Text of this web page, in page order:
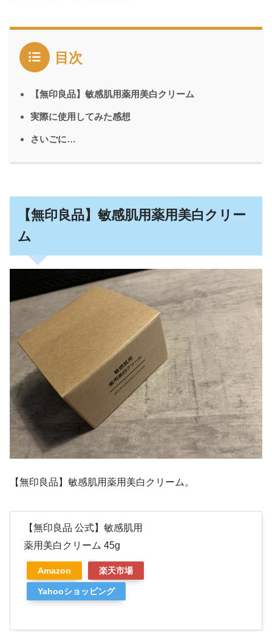
目次
【無印良品】敏感肌用薬用美白クリーム
実際に使用してみた感想
さいごに…
【無印良品】敏感肌用薬用美白クリー
ム
【無印良品】敏感肌用薬用美白クリーム。
【無印良品 公式】敏感肌用
薬用美白クリーム 45g
Amazon 楽天市場
Yahooショッピング